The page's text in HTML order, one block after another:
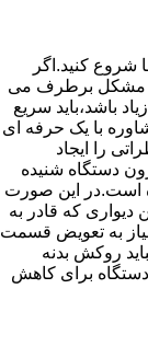
شروع کنید.اگر
مشکل برطرف می
باشد،باید سریع
با یک حرفه ای
را ایجاد
دستگاه شنیده
است.در این صورت
دیواری که قادر به
به تعویض قسمت
روکش بدنه
برای کاهش